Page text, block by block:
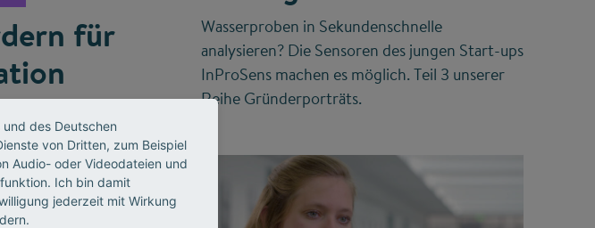
für
ist eine enge
Wirtschaft und
setzt sich der
Wasserproben in Sekundenschnelle
analysieren? Die Sensoren des jungen Start-ups
InProSens machen es möglich. Teil 3 unserer
Reihe Gründerporträts.
des Deutschen
von Dritten, zum Beispiel
Audio- oder Videodateien und
Ich bin damit
jederzeit mit Wirkung